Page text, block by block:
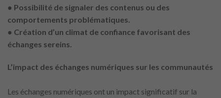
● Possibilité de signaler des contenus ou des
comportements problématiques.
● Création d’un climat de confiance favorisant des
échanges sereins.
L’impact des échanges numériques sur les communautés
Les échanges numériques ont un impact significatif sur la